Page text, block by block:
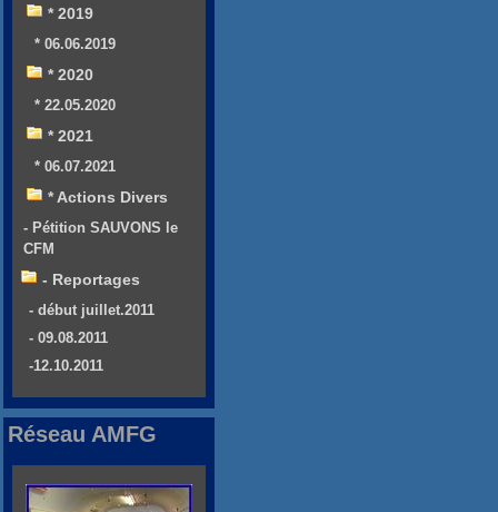
* 2019
* 06.06.2019
* 2020
* 22.05.2020
* 2021
* 06.07.2021
* Actions Divers
- Pétition SAUVONS le
CFM
- Reportages
- début juillet.2011
- 09.08.2011
-12.10.2011
Réseau AMFG